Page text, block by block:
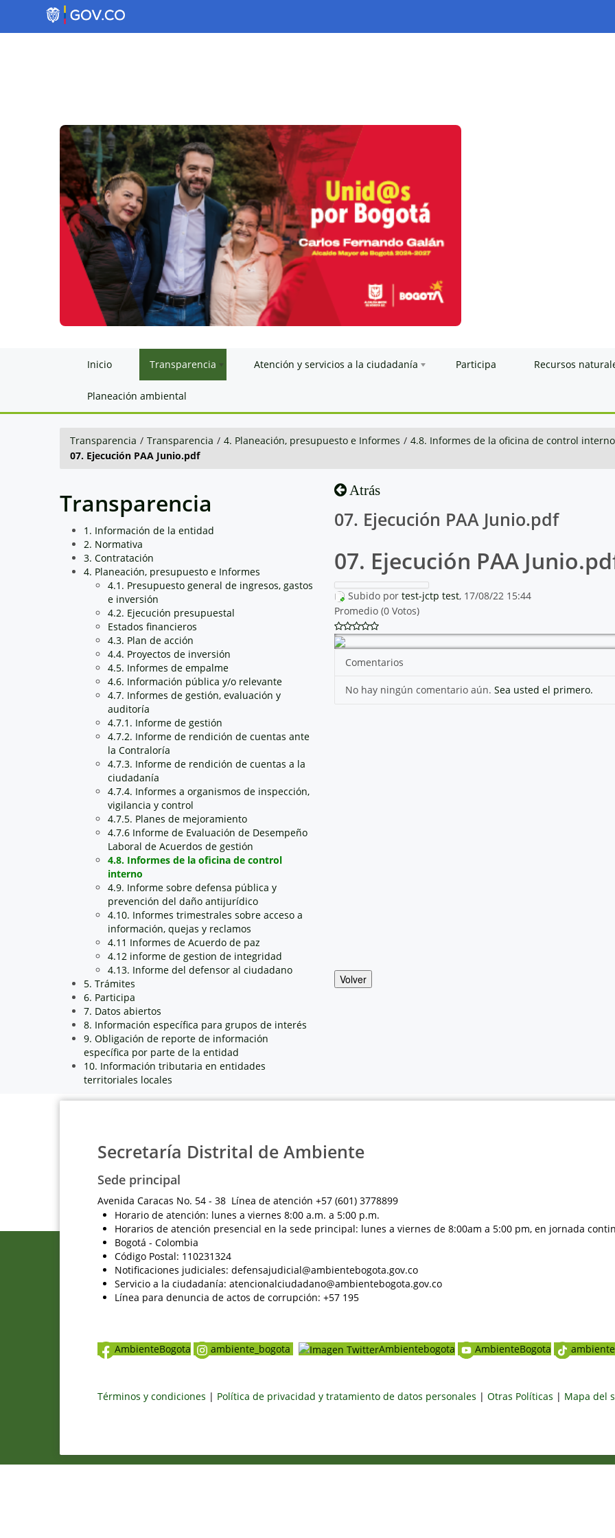
Inicio Transparencia Atención y servicios a la ciudadanía Participa Recursos
Planeación ambiental
Transparencia / Transparencia / 4. Planeación, presupuesto e Informes / 4.8. Informes de la oficina de control interno
07. Ejecución PAA Junio.pdf
Transparencia
1. Información de la entidad
2. Normativa
3. Contratación
4. Planeación, presupuesto e Informes
4.1. Presupuesto general de ingresos, gastos
e inversión
4.2. Ejecución presupuestal
Estados financieros
4.3. Plan de acción
4.4. Proyectos de inversión
4.5. Informes de empalme
4.6. Información pública y/o relevante
4.7. Informes de gestión, evaluación y
auditoría
4.7.1. Informe de gestión
4.7.2. Informe de rendición de cuentas ante
la Contraloría
4.7.3. Informe de rendición de cuentas a la
ciudadanía
4.7.4. Informes a organismos de inspección,
vigilancia y control
4.7.5. Planes de mejoramiento
4.7.6 Informe de Evaluación de Desempeño
Laboral de Acuerdos de gestión
4.8. Informes de la oficina de control
interno
4.9. Informe sobre defensa pública y
prevención del daño antijurídico
4.10. Informes trimestrales sobre acceso a
información, quejas y reclamos
4.11 Informes de Acuerdo de paz
4.12 informe de gestion de integridad
4.13. Informe del defensor al ciudadano
5. Trámites
6. Participa
7. Datos abiertos
8. Información específica para grupos de interés
9. Obligación de reporte de información
específica por parte de la entidad
10. Información tributaria en entidades
territoriales locales
Atrás
07. Ejecución PAA Junio.pdf
07. Ejecución PAA
Subido por test-jctp test, 17/08/22 15:44
Promedio (0 Votos)
Comentarios
No hay ningún comentario aún. Sea usted el primero.
Volver
Secretaría Distrital de Ambiente
Sede principal
Avenida Caracas No. 54 - 38 Línea de atención +57 (601) 3778899
Horario de atención: lunes a viernes 8:00 a.m. a 5:00 p.m.
Horarios de atención presencial en la sede principal: lunes a viernes de 8:00am a 5:00 pm, en jornada
Bogotá - Colombia
Código Postal: 110231324
Notificaciones judiciales: defensajudicial@ambientebogota.gov.co
Servicio a la ciudadanía: atencionalciudadano@ambientebogota.gov.co
Línea para denuncia de actos de corrupción: +57 195
AmbienteBogota ambiente_bogota Ambientebogota AmbienteBogota
Términos y condiciones | Política de privacidad y tratamiento de datos personales | Otras Políticas | Mapa del